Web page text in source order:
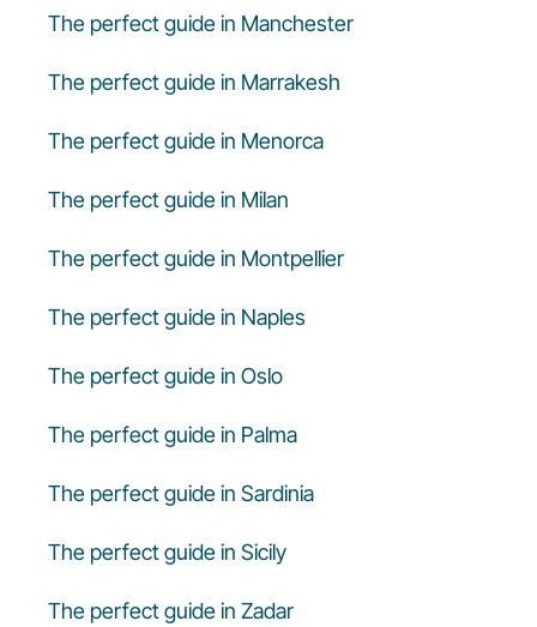
The perfect guide in Manchester
The perfect guide in Marrakesh
The perfect guide in Menorca
The perfect guide in Milan
The perfect guide in Montpellier
The perfect guide in Naples
The perfect guide in Oslo
The perfect guide in Palma
The perfect guide in Sardinia
The perfect guide in Sicily
The perfect guide in Zadar